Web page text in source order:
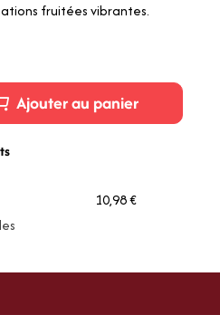
fruitées vibrantes.
Ajouter au panier
10,98 €